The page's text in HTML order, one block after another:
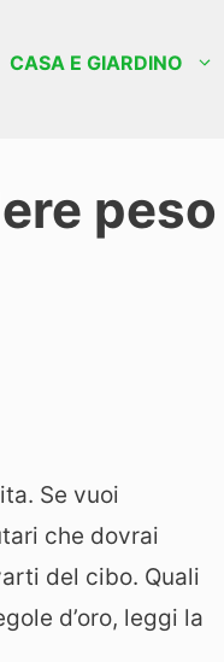
CASA E GIARDINO
peso
Se vuoi
che dovrai
del cibo. Quali
d’oro, leggi la